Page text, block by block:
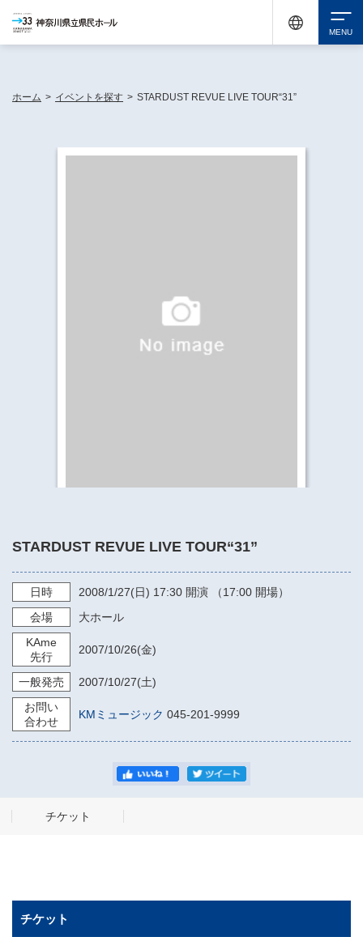
ホーム > イベントを探す > STARDUST REVUE LIVE TOUR“31”
STARDUST REVUE LIVE TOUR“31”
日時 2008/1/27(日) 17:30 開演 （17:00 開場）
会場
大ホール
KAme
先行
2007/10/26(金)
一般発売 2007/10/27(土)
お問い
合わせ
KMミュージック 045-201-9999
チケット
チケット